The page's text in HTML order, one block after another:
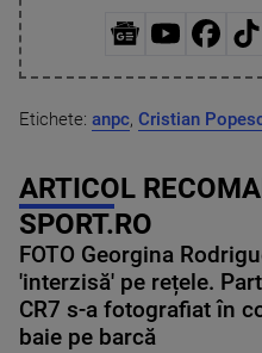
Etichete: anpc, Cristian
ARTICOL
SPORT.RO
FOTO Georgina
'interzisă' pe rețele.
CR7 s-a fotografiat în
baie pe barcă